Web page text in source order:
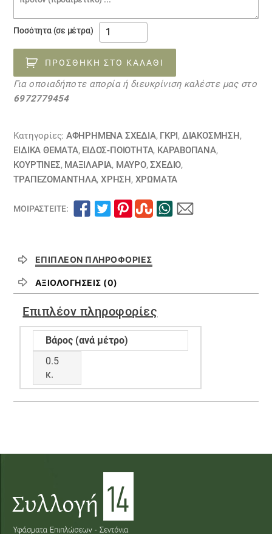
Ποσότητα (σε μέτρα)
σπασμένο
γυαλί
02120515
ποσότητα
ΠΡΟΣΘΉΚΗ ΣΤΟ ΚΑΛΆΘΙ
Για οποιαδήποτε απορία ή διευκρίνιση καλέστε μας στο
6972779454
Κατηγορίες: ΑΦΗΡΗΜΕΝΑ ΣΧΈΔΙΑ, ΓΚΡΙ , ΔΙΑΚΟΣΜΗΣΗ ,
ΕΙΔΙΚΆ ΘΈΜΑΤΑ, ΕΙΔΟΣ-ΠΟΙΟΤΗΤΑ, ΚΑΡΑΒΌΠΑΝΑ,
ΚΟΥΡΤΊΝΕΣ, ΜΑΞΙΛΆΡΙΑ, ΜΑΥΡΟ,ΣΧΕΔΙΟ,
ΤΡΑΠΕΖΟΜΆΝΤΗΛΑ,ΧΡΗΣΗ , ΧΡΏΜΑΤΑ
ΜΟΙΡΑΣΤΕΊΤΕ:
ΕΠΙΠΛΈΟΝ ΠΛΗΡΟΦΟΡΊΕΣ
ΑΞΙΟΛΟΓΉΣΕΙΣ (0)
Επιπλέον πληροφορίες
Βάρος (ανά μέτρο)
0.5
κ.